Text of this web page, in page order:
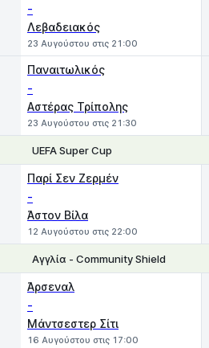
-
Λεβαδειακός
23 Αυγούστου στις 21:00
Παναιτωλικός
-
Αστέρας Τρίπολης
23 Αυγούστου στις 21:30
UEFA Super Cup
Παρί Σεν Ζερμέν
-
Άστον Βίλα
12 Αυγούστου στις 22:00
Αγγλία - Community Shield
Άρσεναλ
-
Μάντσεστερ Σίτι
16 Αυγούστου στις 17:00